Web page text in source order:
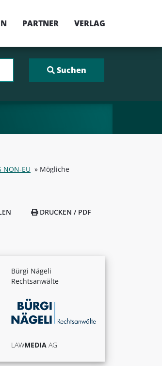
PARTNER VERLAG
NON-EU » Mögliche
DRUCKEN / PDF
Bürgi Nägeli
Rechtsanwälte
LAWMEDIA AG